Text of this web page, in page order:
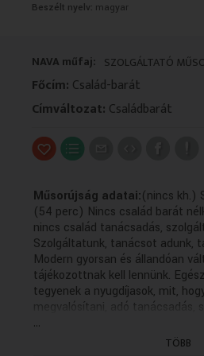
Beszélt nyelv: magyar
NAVA műfaj: SZOLGÁLTATÓ
Főcím: Család-barát
Címváltozat: Családbarát
Műsorújság adatai:(nincs kh.)
(54 perc) Nincs család barát
nincs család tanácsadás,
Szolgáltatunk, tanácsot adunk,
Modern gyorsan és állandóan
tájékozottnak kell lennünk.
tegyenek a nyugdíjasok, mit,
megvalósítani, adó tanácsadás,
mamáknak, szabadidős
nézőknek. Várjuk telefonjaikat,
...
TÖBB